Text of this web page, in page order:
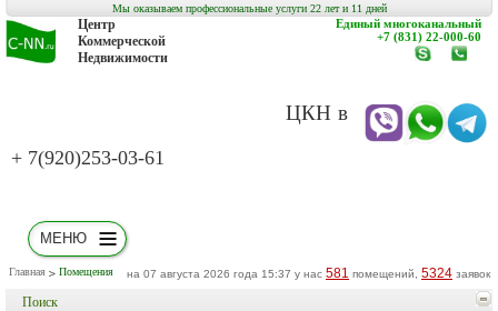
Мы оказываем профессиональные услуги 22 лет и 11 дней
Центр
Коммерческой
Недвижимости
ЦКН в
+ 7(920)253-03-61
Единый многоканальный
+7 (831) 22-000-60
www.c-
МЕНЮ
Главная Помещения на 07 августа 2026 года 15:37 у нас 581 помещений, 5324 заявок
Поиск